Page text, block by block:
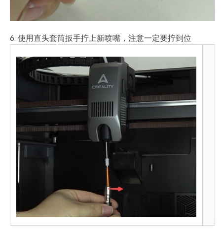
6. 使用直头套筒扳手拧上新喷嘴，注意一定要拧到位